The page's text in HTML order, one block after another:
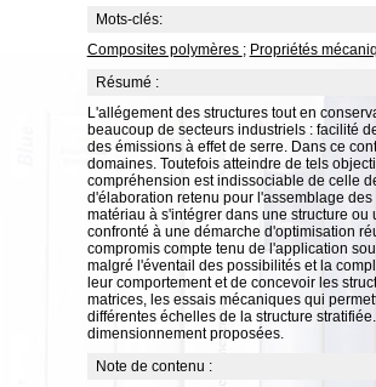
Mots-clés:
Composites polymères ; Propriétés
Résumé :
L'allégement des structures tout en
beaucoup de secteurs industriels : facilité
des émissions à effet de serre. Dans ce
domaines. Toutefois atteindre de tels
compréhension est indissociable de celle
d'élaboration retenu pour l'assemblage
matériau à s'intégrer dans une structure
confronté à une démarche d'optimisation
compromis compte tenu de l'application
malgré l'éventail des possibilités et la
leur comportement et de concevoir les
matrices, les essais mécaniques qui
différentes échelles de la structure
dimensionnement proposées.
Note de contenu :